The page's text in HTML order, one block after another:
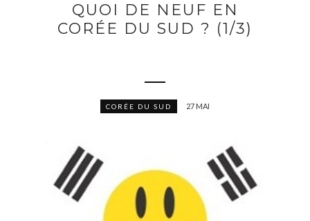
QUOI DE NEUF EN
CORÉE DU SUD ? (1/3)
CORÉE DU SUD 27 MAI